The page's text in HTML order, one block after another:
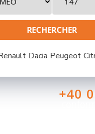
Dacia Peugeot
+40